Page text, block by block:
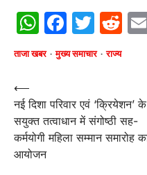
WhatsApp
ताजा खबर मुख्य समाचार राज्य
Post
navigation
⟵
नई दिशा परिवार एवं ‘क्रियेशन’ के
सयुक्त तत्वाधान में संगोष्ठी सह-
कर्मयोगी महिला सम्मान समारोह
आयोजन